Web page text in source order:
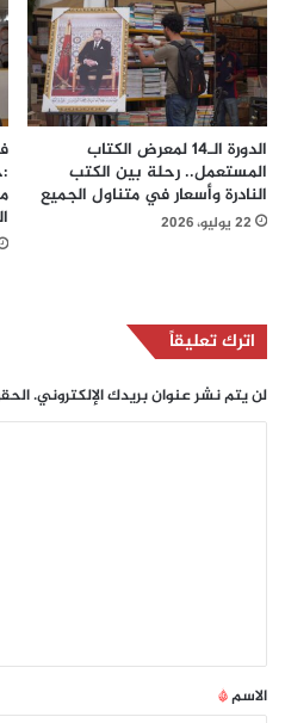
الدورة الـ14 لمعرض الكتاب
المستعمل.. رحلة بين الكتب
النادرة وأسعار في متناول الجميع
22 يوليو، 2026
اترك تعليقاً
لن يتم نشر عنوان بريدك الإلكتروني.
*
الاسم*